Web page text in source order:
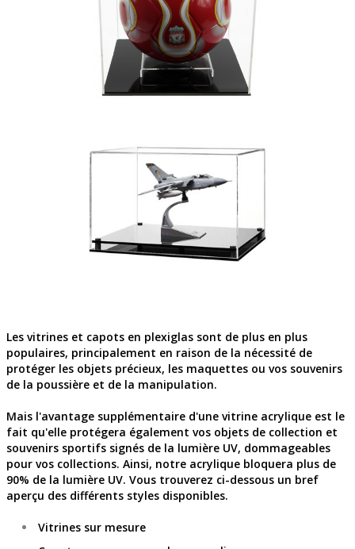
Les vitrines et capots en plexiglas sont de plus en plus
populaires, principalement en raison de la nécessité de
protéger les objets précieux, les maquettes ou vos souvenirs
de la poussière et de la manipulation.
Mais l'avantage supplémentaire d'une vitrine acrylique est le
fait qu'elle protégera également vos objets de collection et
souvenirs sportifs signés de la lumière UV, dommageables
pour vos collections. Ainsi, notre acrylique bloquera plus de
90% de la lumière UV. Vous trouverez ci-dessous un bref
aperçu des différents styles disponibles.
Vitrines sur mesure